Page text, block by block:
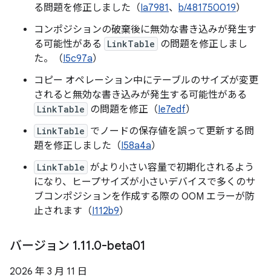
る問題を修正しました（Ia7981、 b/481750019）
コンポジションの破棄後に無効な書き込みが発生す
る可能性がある
LinkTable の問題を修正しまし
た。（I5c97a）
コピー オペレーション中にテーブルのサイズが変更
されると無効な書き込みが発生する可能性がある
LinkTable の問題を修正（Ie7edf）
LinkTable でノードの保存値を誤って更新する問
題を修正しました（I58a4a）
LinkTable がより小さい容量で初期化されるよう
になり、ヒープサイズが小さいデバイスで多くのサ
ブコンポジションを作成する際の OOM エラーが防
止されます（I112b9）
バージョン 1.11.0-beta01
2026 年 3 月 11 日